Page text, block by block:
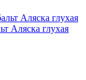
Аляска глухая